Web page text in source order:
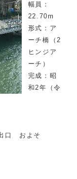
幅員：
22.70m
形式：ア
ーチ橋（2
ヒンジア
ーチ）
完成：昭
和2年（令
口 およそ